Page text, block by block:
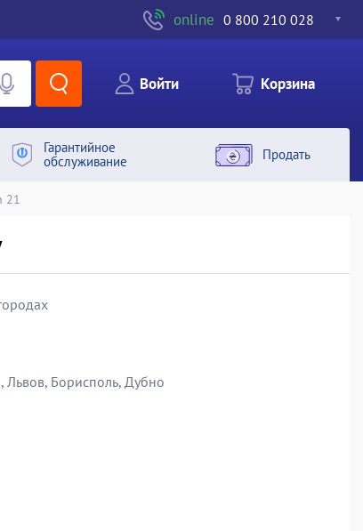
online 0 800 210 028
Войти Корзина
Гарантийное
обслуживание
Продать
21
Львов, Борисполь, Дубно